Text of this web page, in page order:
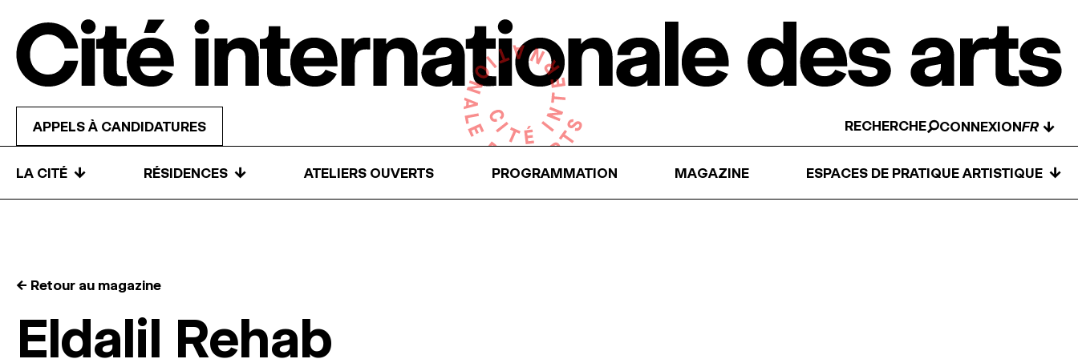
APPELS À CANDIDATURES RECHERCHE CONNEXION ↓
LA CITÉ ↓ RÉSIDENCES ↓ ATELIERS OUVERTS PROGRAMMATION MAGAZINE ESPACES DE PRATIQUE ARTISTIQUE ↓
← Retour au magazine
Eldalil Rehab